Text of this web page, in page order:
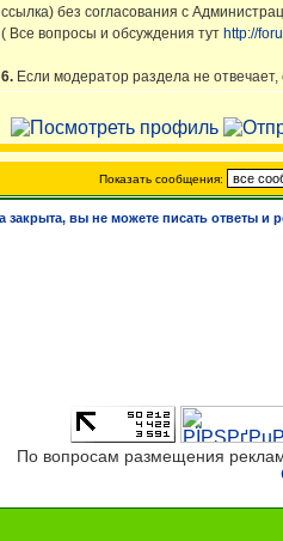
ссылка) без согласования с
( Все вопросы и обсуждения тут http://
6. Если модератор раздела не
Показать сообщения:
По вопросам размещения